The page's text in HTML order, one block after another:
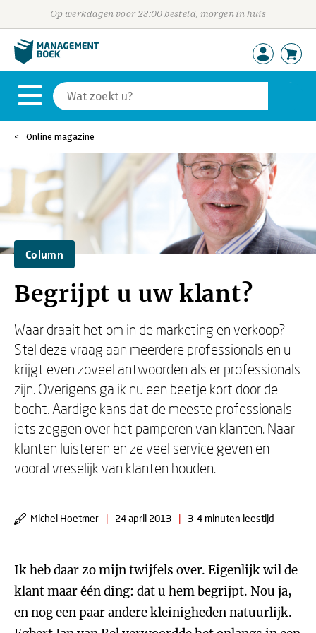
Op werkdagen voor 23:00 besteld, morgen in huis
Online magazine
Column
Begrijpt u uw klant?
Waar draait het om in de marketing en verkoop?
Stel deze vraag aan meerdere professionals en u
krijgt even zoveel antwoorden als er professionals
zijn. Overigens ga ik nu een beetje kort door de
bocht. Aardige kans dat de meeste professionals
iets zeggen over het pamperen van klanten. Naar
klanten luisteren en ze veel service geven en
vooral vreselijk van klanten houden.
Michel Hoetmer | 24 april 2013 | 3-4 minuten leestijd
Ik heb daar zo mijn twijfels over. Eigenlijk wil de
klant maar één ding: dat u hem begrijpt. Nou ja,
en nog een paar andere kleinigheden natuurlijk.